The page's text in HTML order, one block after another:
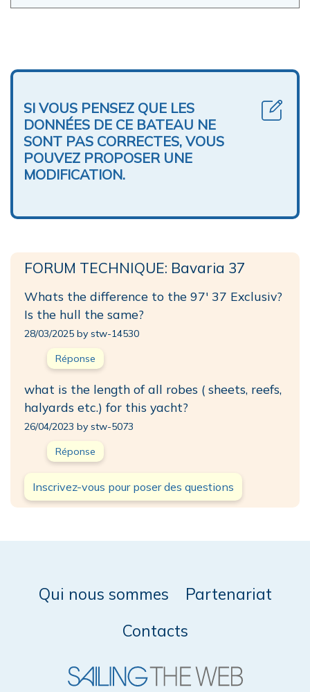
SI VOUS PENSEZ QUE LES
DONNÉES DE CE BATEAU NE
SONT PAS CORRECTES, VOUS
POUVEZ PROPOSER UNE
MODIFICATION.
FORUM TECHNIQUE: Bavaria 37
Whats the difference to the 97' 37 Exclusiv?
Is the hull the same?
28/03/2025 by stw-14530
Réponse
what is the length of all robes ( sheets, reefs,
halyards etc.) for this yacht?
26/04/2023 by stw-5073
Réponse
Inscrivez-vous pour poser des questions
Qui nous sommes
Partenariat
Contacts